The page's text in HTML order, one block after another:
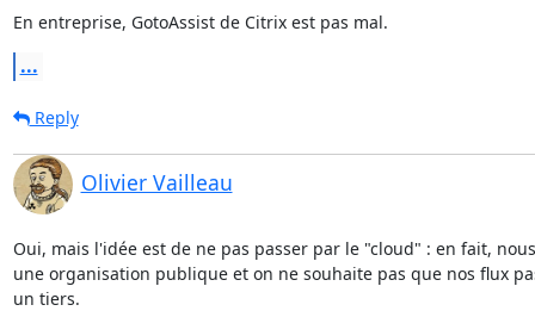
En entreprise, GotoAssist de Citrix est pas mal.
...
Reply
Olivier Vailleau
Oui, mais l'idée est de ne pas passer par le "cloud" : en fait,
une organisation publique et on ne souhaite pas que nos flux
un tiers.